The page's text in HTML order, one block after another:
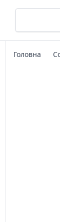
Головна